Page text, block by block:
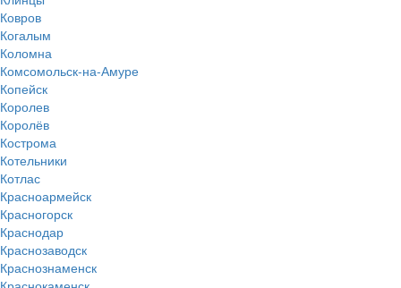
Ковров
Когалым
Коломна
Комсомольск-на-Амуре
Копейск
Королев
Королёв
Кострома
Котельники
Котлас
Красноармейск
Красногорск
Краснодар
Краснозаводск
Краснознаменск